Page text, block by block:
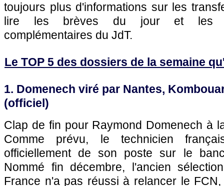
toujours plus d'informations sur les
lire les brèves du jour et les
complémentaires du JdT.
Le TOP 5 des dossiers de la semaine
1. Domenech viré par Nantes,
(officiel)
Clap de fin pour Raymond Domenech à
Comme prévu, le technicien
officiellement de son poste sur le
Nommé fin décembre, l'ancien
France n'a pas réussi à relancer le